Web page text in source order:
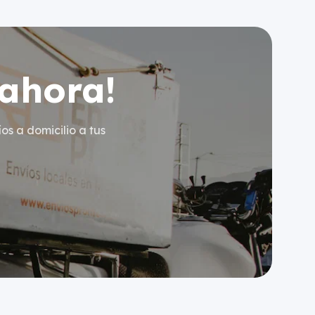
a domicilio a tus